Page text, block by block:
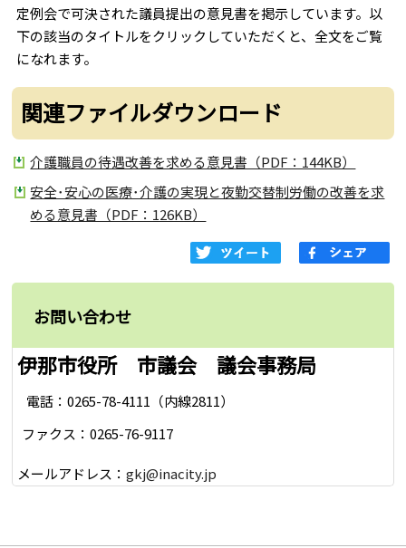
定例会で可決された議員提出の意見書を掲示しています。以
下の該当のタイトルをクリックしていただくと、全文をご覧
になれます。
関連ファイルダウンロード
介護職員の待遇改善を求める意見書（PDF：144KB）
安全･安心の医療･介護の実現と夜勤交替制労働の改善を求
める意見書（PDF：126KB）
お問い合わせ
伊那市役所 市議会 議会事務局
電話：0265-78-4111（内線2811）
ファクス：0265-76-9117
メールアドレス：gkj@inacity.jp